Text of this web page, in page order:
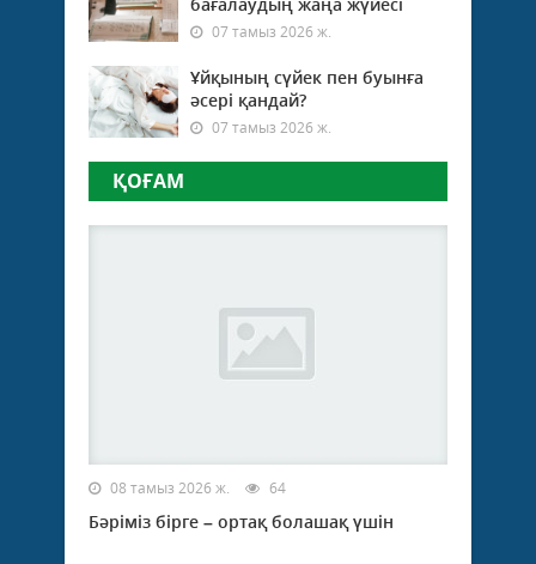
07 тамыз 2026 ж.
Ұйқының сүйек пен буынға
әсері қандай?
07 тамыз 2026 ж.
ҚОҒАМ
08 тамыз 2026 ж. 64
Бәріміз бірге – ортақ болашақ үшін